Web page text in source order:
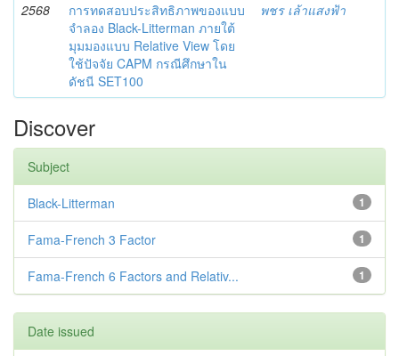
2568
การทดสอบประสิทธิภาพของแบบ
จำลอง Black-Litterman ภายใต้
มุมมองแบบ Relative View โดย
ใช้ปัจจัย CAPM กรณีศึกษาใน
ดัชนี SET100
พชร เล้าแสงฟ้า
Discover
Subject
1
Black-Litterman
1
Fama-French 3 Factor
1
Fama-French 6 Factors and Relativ...
Date issued